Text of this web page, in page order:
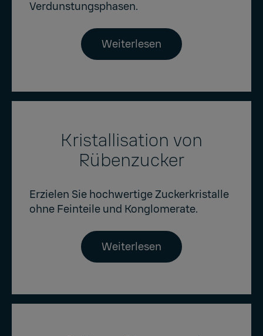
Verdunstungsphasen.
Weiterlesen
Kristallisation von
Rübenzucker
Erzielen Sie hochwertige Zuckerkristalle
ohne Feinteile und Konglomerate.
Weiterlesen